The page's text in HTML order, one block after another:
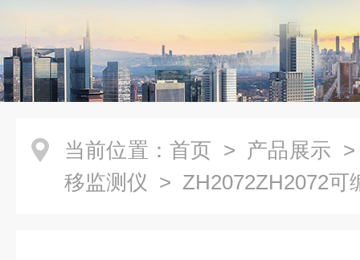
当前位置： 首页 > 产品展示
移监测仪 > ZH2072ZH2072可